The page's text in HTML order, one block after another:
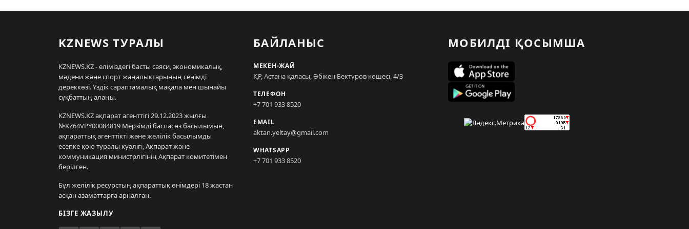
KZNEWS ТУРАЛЫ
KZNEWS.KZ - еліміздегі басты саяси, экономикалық,
мәдени және спорт жаңалықтарының сенімді
дереккөзі. Үздік сараптамалық мақала мен шынайы
сұқбаттың алаңы.
KZNEWS.KZ ақпарат агенттігі 29.12.2023 жылғы
№KZ64VPY00084819 Мерзімді баспасөз басылымын,
ақпараттық агенттікті және желілік басылымды
есепке қою туралы куәлігі, Ақпарат және
коммуникация министрлігінің Ақпарат комитетімен
берілген.
Бұл желілік ресурстың ақпараттық өнімдері 18 жастан
асқан азаматтарға арналған.
БІЗГЕ ЖАЗЫЛУ
БАЙЛАНЫС
МЕКЕН-ЖАЙ
ҚР, Астана қаласы, Әбікен Бектұров көшесі, 4/3
ТЕЛЕФОН
+7 701 933 8520
EMAIL
aktan.yeltay@gmail.com
WHATSAPP
+7 701 933 8520
МОБИЛДІ ҚОСЫМША